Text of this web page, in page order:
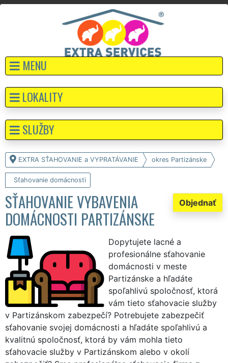
MENU
EXTRA SŤAHOVANIE a VYPRATÁVANIE okres Partizánske
Sťahovanie domácnosti
Objednať
SŤAHOVANIE VYBAVENIA
DOMÁCNOSTI PARTIZÁNSKE
Dopytujete lacné a
profesionálne sťahovanie
domácnosti v meste
Partizánske a hľadáte
spoľahlivú spoločnosť, ktorá
vám tieto sťahovacie služby
v Partizánskom zabezpečí? Potrebujete zabezpečiť
sťahovanie svojej domácnosti a hľadáte spoľahlivú a
kvalitnú spoločnosť, ktorá by vám mohla tieto
sťahovacie služby v Partizánskom alebo v okolí
LOKALITY
SLUŽBY